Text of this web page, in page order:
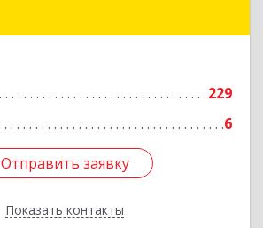
229
6
Отправить заявку
Показать контакты
Подробнее
Отправить заявку
Назад